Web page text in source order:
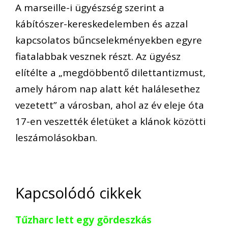
A marseille-i ügyészség szerint a
kábítószer-kereskedelemben és azzal
kapcsolatos bűncselekményekben egyre
fiatalabbak vesznek részt. Az ügyész
elítélte a „megdöbbentő dilettantizmust,
amely három nap alatt két halálesethez
vezetett” a városban, ahol az év eleje óta
17-en veszették életüket a klánok közötti
leszámolásokban.
Kapcsolódó cikkek
Tűzharc lett egy gördeszkás